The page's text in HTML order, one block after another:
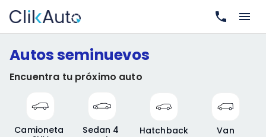
Autos seminuevos
Encuentra tu próximo auto
Camioneta
Sedan 4
Hatchback Van